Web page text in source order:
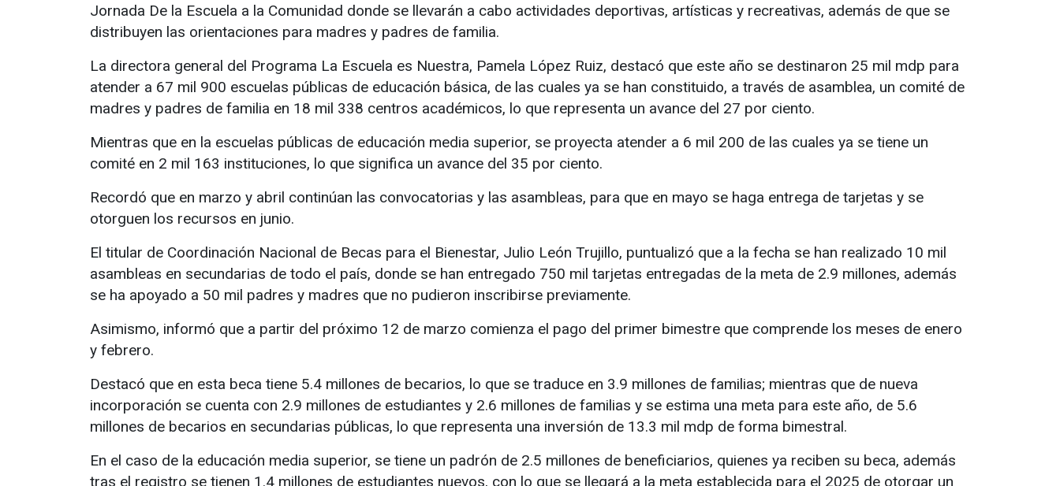
Jornada De la Escuela a la Comunidad donde se llevarán a cabo actividades deportivas, artísticas y recreativas, además de que se
distribuyen las orientaciones para madres y padres de familia.
La directora general del Programa La Escuela es Nuestra, Pamela López Ruiz, destacó que este año se destinaron 25 mil mdp para
atender a 67 mil 900 escuelas públicas de educación básica, de las cuales ya se han constituido, a través de asamblea, un comité de
madres y padres de familia en 18 mil 338 centros académicos, lo que representa un avance del 27 por ciento.
Mientras que en la escuelas públicas de educación media superior, se proyecta atender a 6 mil 200 de las cuales ya se tiene un
comité en 2 mil 163 instituciones, lo que significa un avance del 35 por ciento.
Recordó que en marzo y abril continúan las convocatorias y las asambleas, para que en mayo se haga entrega de tarjetas y se
otorguen los recursos en junio.
El titular de Coordinación Nacional de Becas para el Bienestar, Julio León Trujillo, puntualizó que a la fecha se han realizado 10 mil
asambleas en secundarias de todo el país, donde se han entregado 750 mil tarjetas entregadas de la meta de 2.9 millones, además
se ha apoyado a 50 mil padres y madres que no pudieron inscribirse previamente.
Asimismo, informó que a partir del próximo 12 de marzo comienza el pago del primer bimestre que comprende los meses de enero
y febrero.
Destacó que en esta beca tiene 5.4 millones de becarios, lo que se traduce en 3.9 millones de familias; mientras que de nueva
incorporación se cuenta con 2.9 millones de estudiantes y 2.6 millones de familias y se estima una meta para este año, de 5.6
millones de becarios en secundarias públicas, lo que representa una inversión de 13.3 mil mdp de forma bimestral.
En el caso de la educación media superior, se tiene un padrón de 2.5 millones de beneficiarios, quienes ya reciben su beca, además
tras el registro se tienen 1.4 millones de estudiantes nuevos, con lo que se llegará a la meta establecida para el 2025 de otorgar un